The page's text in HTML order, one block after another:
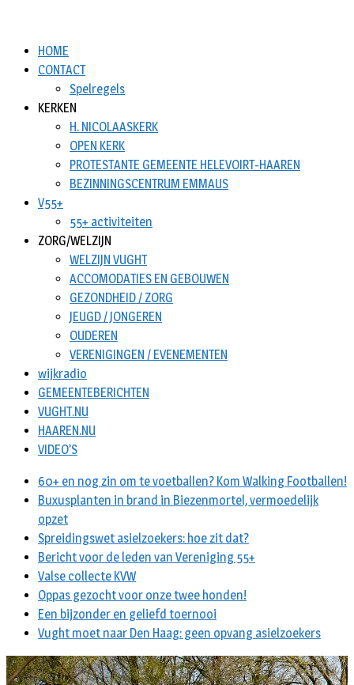
HOME
CONTACT
Spelregels
KERKEN
H. NICOLAASKERK
OPEN KERK
PROTESTANTE GEMEENTE HELEVOIRT-HAAREN
BEZINNINGSCENTRUM EMMAUS
V55+
55+ activiteiten
ZORG/WELZIJN
WELZIJN VUGHT
ACCOMODATIES EN GEBOUWEN
GEZONDHEID / ZORG
JEUGD / JONGEREN
OUDEREN
VERENIGINGEN / EVENEMENTEN
wijkradio
GEMEENTEBERICHTEN
VUGHT.NU
HAAREN.NU
VIDEO’S
60+ en nog zin om te voetballen? Kom Walking Footballen!
Buxusplanten in brand in Biezenmortel, vermoedelijk
opzet
Spreidingswet asielzoekers: hoe zit dat?
Bericht voor de leden van Vereniging 55+
Valse collecte KVW
Oppas gezocht voor onze twee honden!
Een bijzonder en geliefd toernooi
Vught moet naar Den Haag: geen opvang asielzoekers